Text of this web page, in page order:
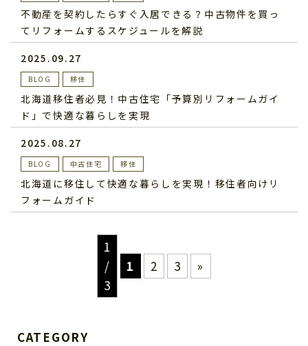
不動産を契約したらすぐ入居できる？中古物件を買っ
てリフォームするスケジュールを解説
2025.09.27
BLOG 移住
北海道移住者必見！中古住宅「予算別リフォームガイ
ド」で快適な暮らしを実現
2025.08.27
BLOG 中古住宅 移住
北海道に移住して快適な暮らしを実現！移住者向けリ
フォームガイド
1
/
3
1 2 3 »
CATEGORY